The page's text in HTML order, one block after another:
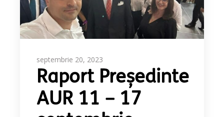
septembrie 20, 2023
Raport Președinte
AUR 11 – 17